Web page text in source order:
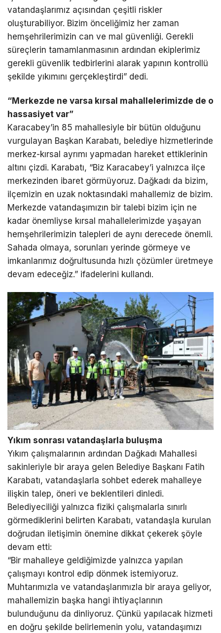
vatandaşlarımız açısından çeşitli riskler
oluşturabiliyor. Bizim önceliğimiz her zaman
hemşehrilerimizin can ve mal güvenliği. Gerekli
süreçlerin tamamlanmasının ardından ekiplerimiz
gerekli güvenlik tedbirlerini alarak yapının kontrollü
şekilde yıkımını gerçekleştirdi” dedi.
“Merkezde ne varsa kırsal mahallelerimizde de o
hassasiyet var”
Karacabey’in 85 mahallesiyle bir bütün olduğunu
vurgulayan Başkan Karabatı, belediye hizmetlerinde
merkez-kırsal ayrımı yapmadan hareket ettiklerinin
altını çizdi. Karabatı, “Biz Karacabey’i yalnızca ilçe
merkezinden ibaret görmüyoruz. Dağkadı da bizim,
ilçemizin en uzak noktasındaki mahallemiz de bizim.
Merkezde vatandaşımızın bir talebi bizim için ne
kadar önemliyse kırsal mahallelerimizde yaşayan
hemşehrilerimizin talepleri de aynı derecede önemli.
Sahada olmaya, sorunları yerinde görmeye ve
imkanlarımız doğrultusunda hızlı çözümler üretmeye
devam edeceğiz.” ifadelerini kullandı.
Yıkım sonrası vatandaşlarla buluşma
Yıkım çalışmalarının ardından Dağkadı Mahallesi
sakinleriyle bir araya gelen Belediye Başkanı Fatih
Karabatı, vatandaşlarla sohbet ederek mahalleye
ilişkin talep, öneri ve beklentileri dinledi.
Belediyeciliği yalnızca fiziki çalışmalarla sınırlı
görmediklerini belirten Karabatı, vatandaşla kurulan
doğrudan iletişimin önemine dikkat çekerek şöyle
devam etti:
“Bir mahalleye geldiğimizde yalnızca yapılan
çalışmayı kontrol edip dönmek istemiyoruz.
Muhtarımızla ve vatandaşlarımızla bir araya geliyor,
mahallemizin başka hangi ihtiyaçlarının
bulunduğunu da dinliyoruz. Çünkü yapılacak hizmeti
en doğru şekilde belirlemenin yolu, vatandaşımızı